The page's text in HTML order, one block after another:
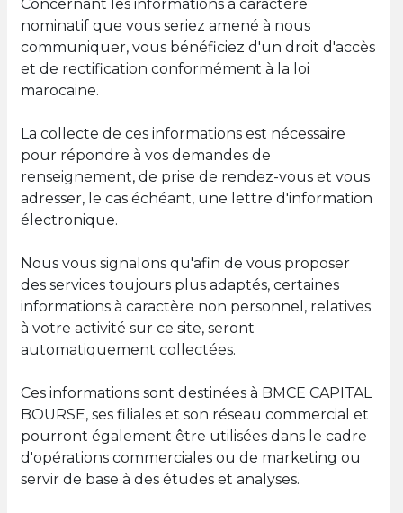
Concernant les informations à caractère
nominatif que vous seriez amené à nous
communiquer, vous bénéficiez d'un droit d'accès
et de rectification conformément à la loi
marocaine.
La collecte de ces informations est nécessaire
pour répondre à vos demandes de
renseignement, de prise de rendez-vous et vous
adresser, le cas échéant, une lettre d'information
électronique.
Nous vous signalons qu'afin de vous proposer
des services toujours plus adaptés, certaines
informations à caractère non personnel, relatives
à votre activité sur ce site, seront
automatiquement collectées.
Ces informations sont destinées à BMCE CAPITAL
BOURSE, ses filiales et son réseau commercial et
pourront également être utilisées dans le cadre
d'opérations commerciales ou de marketing ou
servir de base à des études et analyses.